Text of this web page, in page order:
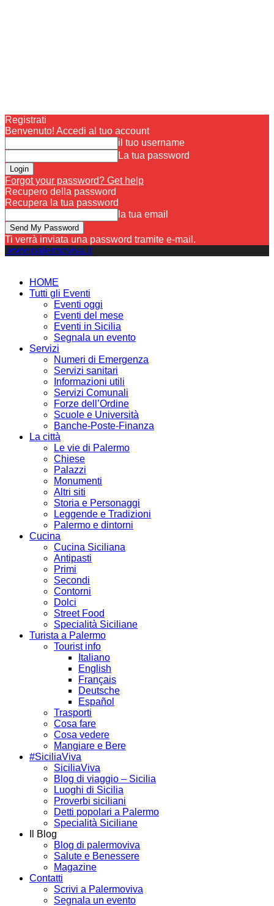
Registrati
Benvenuto! Accedi al tuo account
il tuo username
La tua password
Forgot your password? Get help
Recupero della password
Recupera la tua password
la tua email
Ti verrà inviata una password tramite e-mail.
www.palermoviva.it
HOME
Tutti gli Eventi
Eventi oggi
Eventi del mese
Eventi in Sicilia
Segnala un evento
Servizi
Numeri di Emergenza
Servizi sanitari
Informazioni utili
Servizi Comunali
Forze dell’Ordine
Scuole e Università
Banche-Poste-Finanza
La città
Le vie di Palermo
Chiese
Palazzi
Monumenti
Altri siti
Storia e Personaggi
Leggende e Tradizioni
Palermo e dintorni
Cucina
Cucina Siciliana
Antipasti
Primi
Secondi
Contorni
Dolci
Street Food
Specialità Siciliane
Turista a Palermo
Tourist info
Italiano
English
Français
Deutsche
Español
Trasporti
Cosa fare
Cosa vedere
Mangiare e Bere
#SiciliaViva
SiciliaViva
Blog di viaggio – Sicilia
Luoghi di Sicilia
Proverbi siciliani
Detti popolari a Palermo
Specialità Siciliane
Il Blog
Blog di palermoviva
Salute e Benessere
Magazine
Contatti
Scrivi a Palermoviva
Segnala un evento